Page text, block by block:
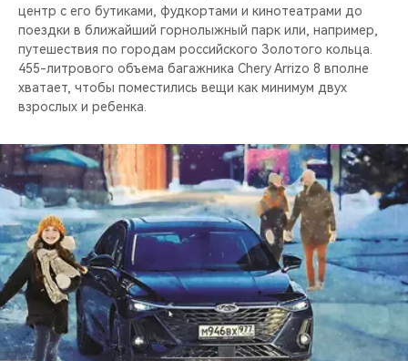
центр с его бутиками, фудкортами и кинотеатрами до
поездки в ближайший горнолыжный парк или, например,
путешествия по городам российского Золотого кольца.
455-литрового объема багажника Chery Arrizo 8 вполне
хватает, чтобы поместились вещи как минимум двух
взрослых и ребенка.